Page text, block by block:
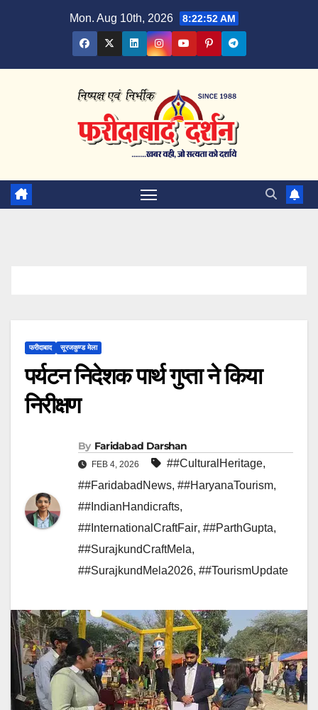
Mon. Aug 10th, 2026 8:22:53 AM
फरीदाबाद सूरजकुण्ड मेला
पर्यटन निदेशक पार्थ गुप्ता ने किया
निरीक्षण
By Faridabad Darshan
FEB 4, 2026 ##CulturalHeritage,
##FaridabadNews, ##HaryanaTourism,
##IndianHandicrafts,
##InternationalCraftFair, ##ParthGupta,
##SurajkundCraftMela,
##SurajkundMela2026, ##TourismUpdate